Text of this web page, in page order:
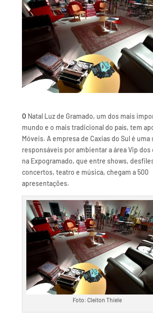
O Natal Luz de Gramado, um dos mais
mundo e o mais tradicional do país, tem
Móveis. A empresa de Caxias do Sul é uma
responsáveis por ambientar a área Vip dos
na Expogramado, que entre shows,
concertos, teatro e música, chegam a 500
apresentações.
Foto: Cleiton Thiele